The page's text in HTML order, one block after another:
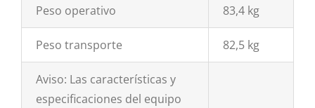
Peso operativo 83,4 kg
Peso transporte 82,5 kg
Aviso: Las características y
especificaciones del equipo